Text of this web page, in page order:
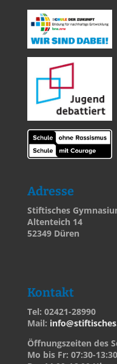
Adresse
Stiftisches
Altenteich 14
52349 Düren
Kontakt
Tel: 02421-28990
Mail:
Öffnungszeiten des
Mo bis Fr: 07:30-